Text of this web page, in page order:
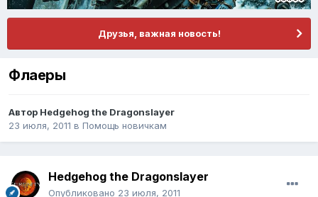
Друзья, важная новость!
Флаеры
Автор Hedgehog the Dragonslayer
23 июля, 2011 в Помощь новичкам
Hedgehog the Dragonslayer
Опубликовано 23 июля, 2011